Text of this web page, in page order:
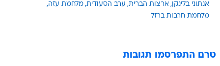
אנתוני בלינקן ארצות הברית ערב הסעודית מלחמת עזה
מלחמת חרבות ברזל
טרם התפרסמו תגובות